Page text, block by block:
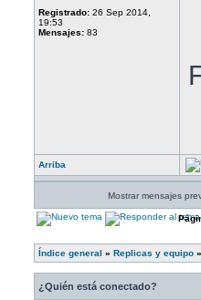
Registrado: 26 Sep 2014,
19:53
Mensajes: 83
Arriba
Mostrar mensajes
Índice general » Replicas y equipo »
¿Quién está conectado?